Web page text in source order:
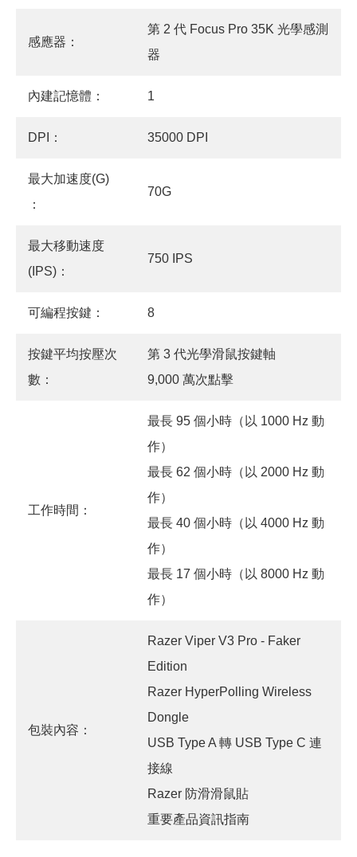
感應器：
第 2 代 Focus Pro 35K 光學感測
器
內建記憶體： 1
DPI： 35000 DPI
最大加速度(G)
：
70G
最大移動速度
(IPS)：
750 IPS
可編程按鍵： 8
按鍵平均按壓次
數：
第 3 代光學滑鼠按鍵軸
9,000 萬次點擊
工作時間：
最長 95 個小時（以 1000 Hz 動
作）
最長 62 個小時（以 2000 Hz 動
作）
最長 40 個小時（以 4000 Hz 動
作）
最長 17 個小時（以 8000 Hz 動
作）
包裝內容：
Razer Viper V3 Pro - Faker
Edition
Razer HyperPolling Wireless
Dongle
USB Type A 轉 USB Type C 連
接線
Razer 防滑滑鼠貼
重要產品資訊指南